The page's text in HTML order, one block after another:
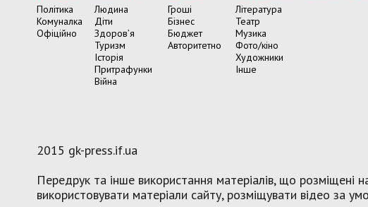
Політика
Комуналка
Офіційно
Людина
Діти
Здоров’я
Туризм
Історія
Притрафунки
Війна
Гроші
Бізнес
Бюджет
Авторитетно
Література
Театр
Музика
Фото/кіно
Художники
Інше
2015 gk-press.if.ua
Передрук та інше використання матеріалів, що розміщені
використовувати матеріали сайту, розміщувати відео за